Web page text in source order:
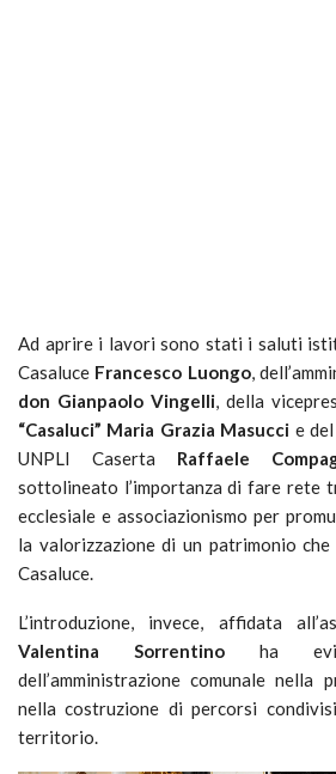
Ad aprire i lavori sono stati i saluti
Casaluce Francesco Luongo,
don Gianpaolo Vingelli, della
“Casaluci” Maria Grazia Masucci e
UNPLI Caserta Raffaele
sottolineato l’importanza di fare rete
ecclesiale e associazionismo per
la valorizzazione di un patrimonio
Casaluce.
L’introduzione, invece, affidata
Valentina Sorrentino ha
dell’amministrazione comunale nella
nella costruzione di percorsi
territorio.